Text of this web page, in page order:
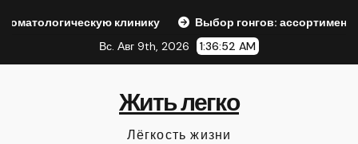
клинику
Выбор гонгов: ассортимент и
Вс. Авг 9th, 2026
1:36:53 AM
Жить легко
Лёгкость жизни